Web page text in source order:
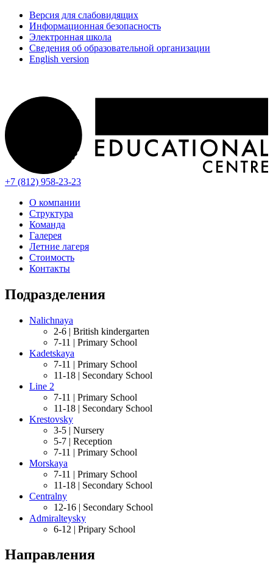
Версия для слабовидящих
Информационная безопасность
Электронная школа
Сведения об образовательной организации
English version
+7 (812) 958-23-23
О компании
Структура
Команда
Галерея
Летние лагеря
Стоимость
Контакты
Подразделения
Nalichnaya
2-6 | British kindergarten
7-11 | Primary School
Kadetskaya
7-11 | Primary School
11-18 | Secondary School
Line 2
7-11 | Primary School
11-18 | Secondary School
Krestovsky
3-5 | Nursery
5-7 | Reception
7-11 | Primary School
Morskaya
7-11 | Primary School
11-18 | Secondary School
Centralny
12-16 | Secondary School
Admiralteysky
6-12 | Pripary School
Направления